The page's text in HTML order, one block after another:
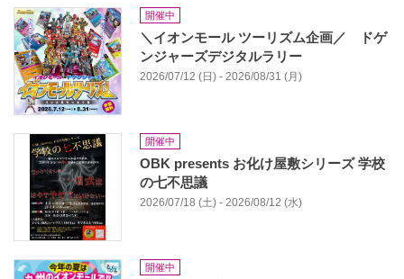
開催中
＼イオンモール ツーリズム企画／ ドゲ
ンジャーズデジタルラリー
2026/07/12 (日) - 2026/08/31 (月)
開催中
OBK presents お化け屋敷シリーズ 学校
の七不思議
2026/07/18 (土) - 2026/08/12 (水)
開催中